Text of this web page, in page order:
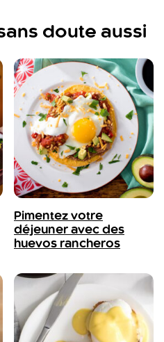
doute aussi
Pimentez votre
déjeuner avec des
huevos rancheros